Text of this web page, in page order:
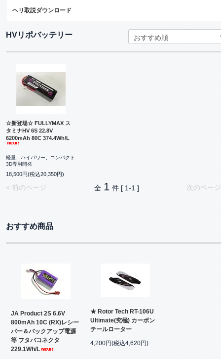
ヘリ取説ダウンロード
HVリポバッテリー
☆新登場☆ FULLYMAX ス
タミナHV 6S 22.8V
6200mAh 80C 374.4Wh/L
軽量、ハイパワー、コンパクト
3D専用開発
18,500円(税込20,350円)
< 前のページ 次のペー
全 1 件 [ 1-1 ]
おすすめ商品
JA Product 2S 6.6V
800mAh 10C (RX)レシー
バー＆バックアップ電源
等 フタバコネクタ
229.1Wh/L
★ Rotor Tech RT-106U
Ultimate(究極) カーボン
テールローター
4,200円(税込4,620円)